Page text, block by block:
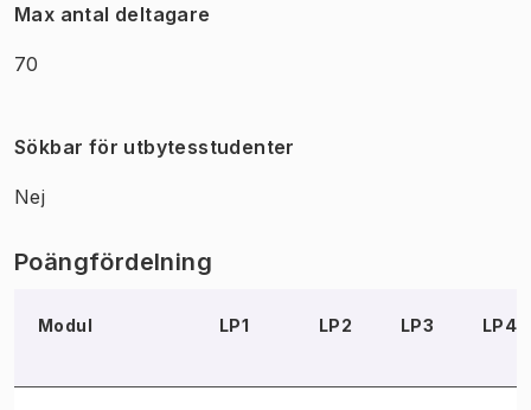
Max antal deltagare
70
Sökbar för utbytesstudenter
Nej
Poängfördelning
Modul LP1 LP2 LP3 LP4